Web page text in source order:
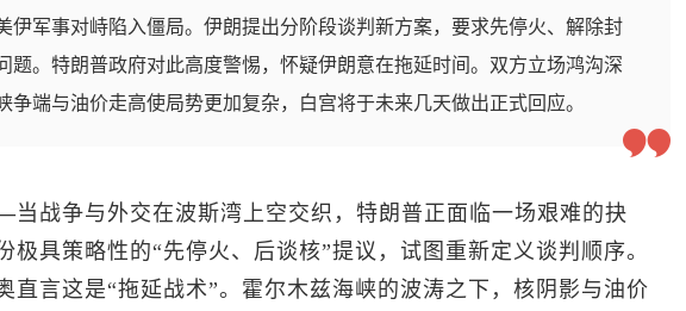
伊军事对峙陷入僵局。伊朗提出分阶段谈判新方案，要求先停火、解除封
题。特朗普政府对此高度警惕，怀疑伊朗意在拖延时间。双方立场鸿沟深
争端与油价走高使局势更加复杂，白宫将于未来几天做出正式回应。
当战争与外交在波斯湾上空交织，特朗普正面临一场艰难的抉
极具策略性的“先停火、后谈核”提议，试图重新定义谈判顺序。
直言这是“拖延战术”。霍尔木兹海峡的波涛之下，核阴影与油价